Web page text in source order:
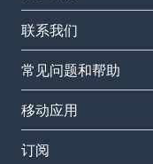
联系我们
常见问题和帮助
移动应用
订阅